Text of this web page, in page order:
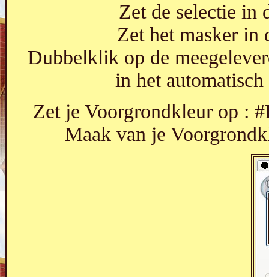
Zet de selectie in
Zet het masker in
Dubbelklik op de
in het
Zet je Voorgrondkleur op :
Maak van je